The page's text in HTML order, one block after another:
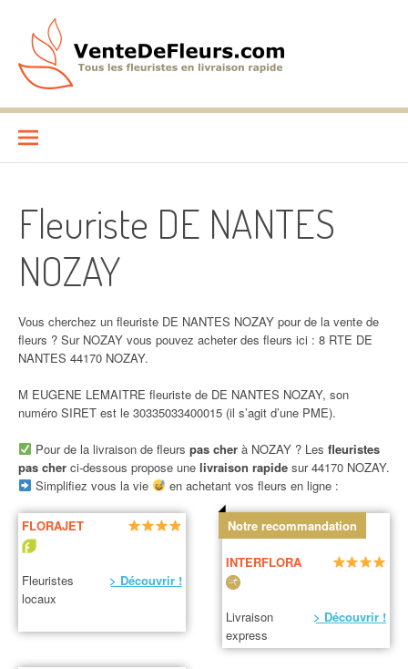
contenu
VenteDeFleurs.com
Fleuriste DE NANTES
NOZAY
Vous cherchez un fleuriste DE NANTES NOZAY pour de la vente de
fleurs ? Sur NOZAY vous pouvez acheter des fleurs ici : 8 RTE DE
NANTES 44170 NOZAY.
M EUGENE LEMAITRE fleuriste de DE NANTES NOZAY, son
numéro SIRET est le 30335033400015 (il s’agit d’une PME).
Pour de la livraison de fleurs pas cherà NOZAY ? Les fleuristes
pas cher ci-dessous propose une livraison rapide sur 44170 NOZAY.
Simplifiez vous la vie
en achetant vos fleurs en ligne :
FLORAJET
Fleuristes
locaux
> Découvrir !
Notre recommandation
INTERFLORA
Livraison
express
> Découvrir !